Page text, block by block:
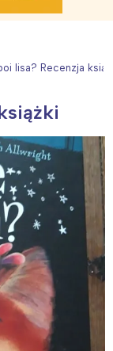
lisa? Recenzja